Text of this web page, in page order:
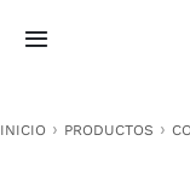
Toggle
INICIO PRODUCTOS